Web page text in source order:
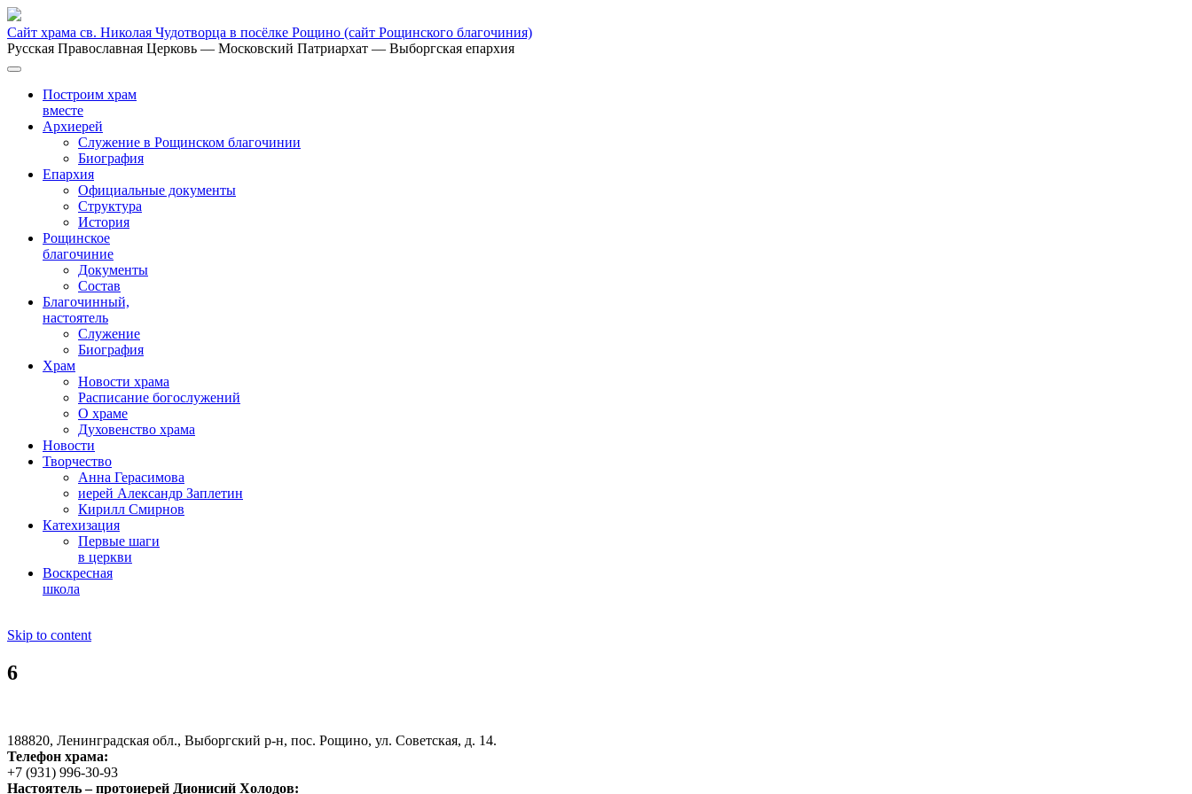
Сайт храма св. Николая Чудотворца в посёлке Рощино (сайт Рощинского благочиния)
Русская Православная Церковь — Московский Патриархат — Выборгская епархия
Построим храм
вместе
Архиерей
Служение в Рощинском благочинии
Биография
Епархия
Официальные документы
Структура
История
Рощинское
благочиние
Документы
Состав
Благочинный,
настоятель
Служение
Биография
Храм
Новости храма
Расписание богослужений
О храме
Духовенство храма
Новости
Творчество
Анна Герасимова
иерей Александр Заплетин
Кирилл Смирнов
Катехизация
Первые шаги
в церкви
Воскресная
школа
Skip to content
6
188820, Ленинградская обл., Выборгский р-н, пос. Рощино, ул. Советская, д. 14.
Телефон храма:
+7 (931) 996-30-93
Настоятель – протоиерей Дионисий Холодов: